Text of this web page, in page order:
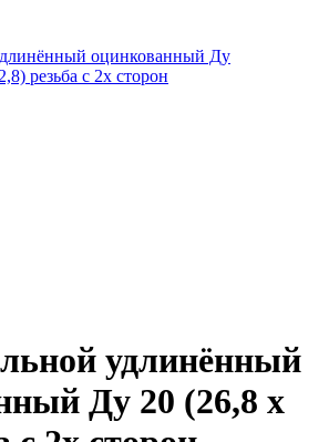
удлинённый
Ду 20 (26,8 х